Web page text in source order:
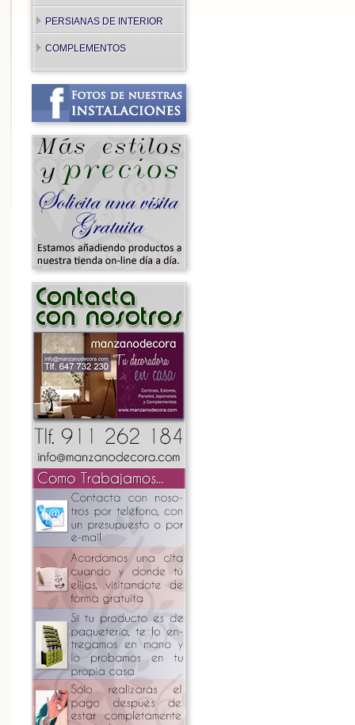
PERSIANAS DE INTERIOR
COMPLEMENTOS